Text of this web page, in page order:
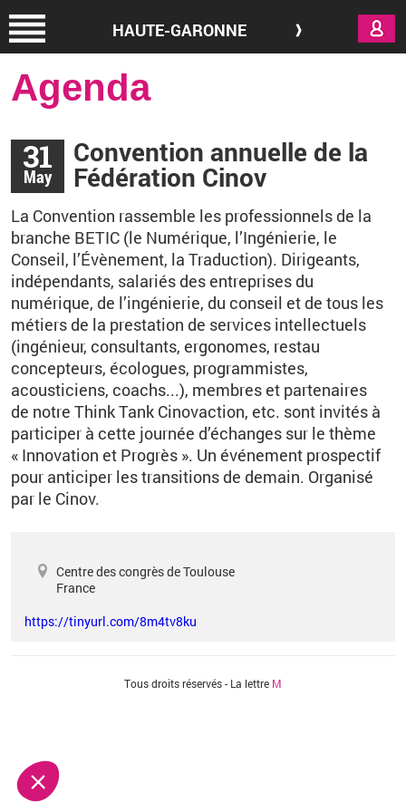
HAUTE-GARONNE
Agenda
31
May
Convention annuelle de la
Fédération Cinov
La Convention rassemble les professionnels de la
branche BETIC (le Numérique, l’Ingénierie, le
Conseil, l’Évènement, la Traduction). Dirigeants,
indépendants, salariés des entreprises du
numérique, de l’ingénierie, du conseil et de tous les
métiers de la prestation de services intellectuels
(ingénieur, consultants, ergonomes, restau
concepteurs, écologues, programmistes,
acousticiens, coachs...), membres et partenaires
de notre Think Tank Cinovaction, etc. sont invités à
participer à cette journée d’échanges sur le thème
« Innovation et Progrès ». Un événement prospectif
pour anticiper les transitions de demain. Organisé
par le Cinov.
Centre des congrès de Toulouse
France
https://tinyurl.com/8m4tv8ku
Tous droits réservés - La lettre M